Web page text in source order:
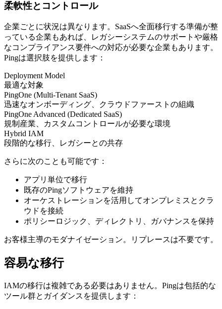
柔軟性とコントロール
企業ごとに状況は異なります。SaaSへ全面移行する準備が整
っている企業もあれば、レガシーシステムのサポートや厳格
なコンプライアンス要件への対応が必要な企業もあります。
Pingは選択肢を提供します：
Deployment Model
最適な対象
PingOne (Multi-Tenant SaaS)
迅速なオンボーディング、クラウドファーストの組織
PingOne Advanced (Dedicated SaaS)
規制産業、カスタムコントロールが必要な環境
Hybrid IAM
段階的な移行、レガシーとの共存
さらに次のことも可能です：
アプリ単位で移行
既存のPingソフトウェアを維持
オーケストレーションを活用してオンプレミスとクラ
ウドを接続
ポリシーロジック、ディレクトリ、ガバナンスを保持
お客様主導のモダナイゼーション。リプレースは不要です。
容易な移行
IAMの移行は複雑である必要はありません。Pingは包括的な
ツール群とガイダンスを提供します：